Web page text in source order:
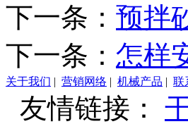
下一条： 预拌
下一条： 怎样
关于我们 | 营销网络 | 机械产品 | 联
友情链接：